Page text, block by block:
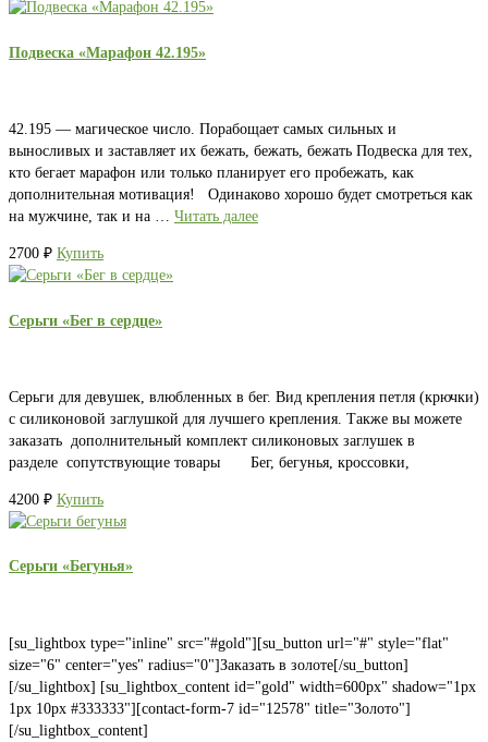
Подвеcка «Марафон 42.195»
42.195 — магическое число. Порабощает самых сильных и
выносливых и заставляет их бежать, бежать, бежать Подвеска для тех,
кто бегает марафон или только планирует его пробежать, как
дополнительная мотивация! Одинаково хорошо будет смотреться как
на мужчине, так и на … Читать далее
2700 ₽ Купить
Серьги «Бег в сердце»
Серьги для девушек, влюбленных в бег. Вид крепления петля (крючки)
с силиконовой заглушкой для лучшего крепления. Также вы можете
заказать дополнительный комплект силиконовых заглушек в
разделе сопутствующие товары Бег, бегунья, кроссовки,
4200 ₽ Купить
Серьги «Бегунья»
[su_lightbox type="inline" src="#gold"][su_button url="#" style="flat"
size="6" center="yes" radius="0"]Заказать в золоте[/su_button]
[/su_lightbox] [su_lightbox_content id="gold" width=600px" shadow="1px
1px 10px #333333"][contact-form-7 id="12578" title="Золото"]
[/su_lightbox_content]